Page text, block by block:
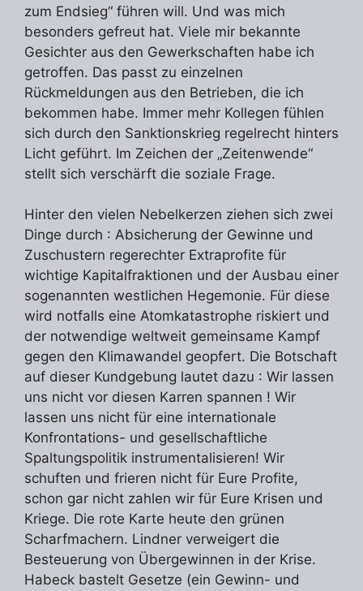
zum Endsieg“ führen will. Und was mich
besonders gefreut hat. Viele mir bekannte
Gesichter aus den Gewerkschaften habe ich
getroffen. Das passt zu einzelnen
Rückmeldungen aus den Betrieben, die ich
bekommen habe. Immer mehr Kollegen fühlen
sich durch den Sanktionskrieg regelrecht hinters
Licht geführt. Im Zeichen der „Zeitenwende“
stellt sich verschärft die soziale Frage.
Hinter den vielen Nebelkerzen ziehen sich zwei
Dinge durch : Absicherung der Gewinne und
Zuschustern regerechter Extraprofite für
wichtige Kapitalfraktionen und der Ausbau einer
sogenannten westlichen Hegemonie. Für diese
wird notfalls eine Atomkatastrophe riskiert und
der notwendige weltweit gemeinsame Kampf
gegen den Klimawandel geopfert. Die Botschaft
auf dieser Kundgebung lautet dazu : Wir lassen
uns nicht vor diesen Karren spannen ! Wir
lassen uns nicht für eine internationale
Konfrontations- und gesellschaftliche
Spaltungspolitik instrumentalisieren! Wir
schuften und frieren nicht für Eure Profite,
schon gar nicht zahlen wir für Eure Krisen und
Kriege. Die rote Karte heute den grünen
Scharfmachern. Lindner verweigert die
Besteuerung von Übergewinnen in der Krise.
Habeck bastelt Gesetze (ein Gewinn- und